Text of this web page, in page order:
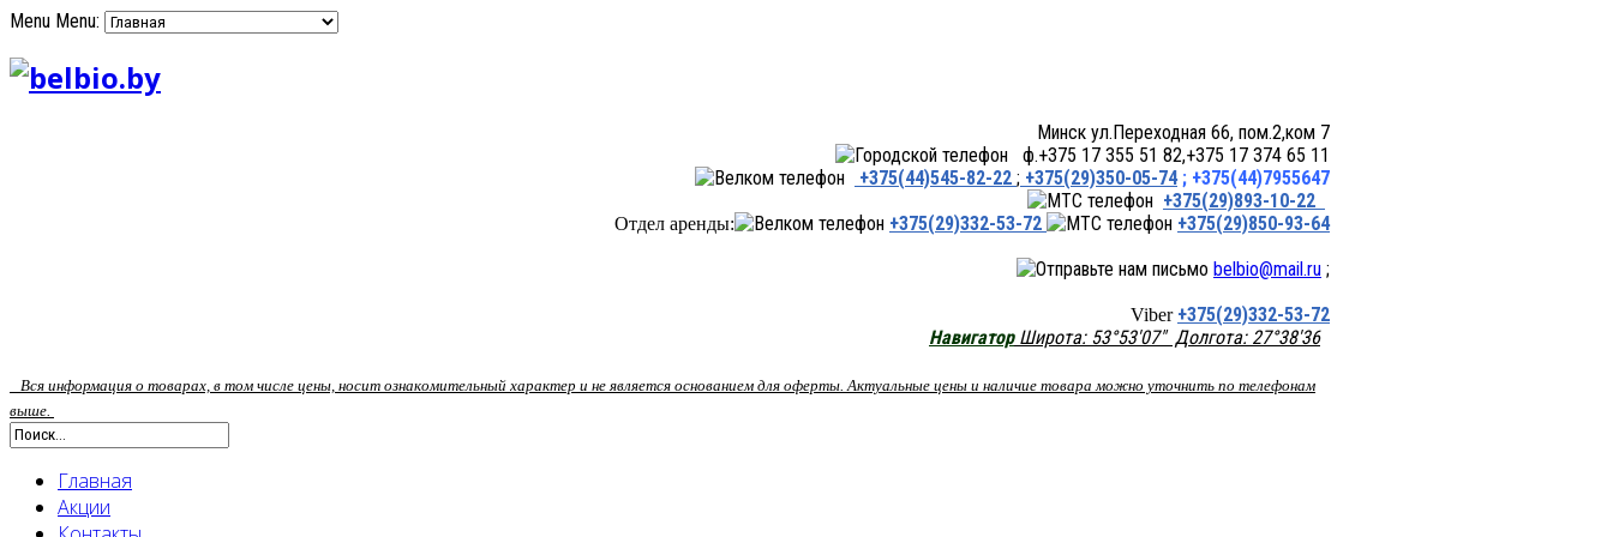
Menu Menu:
Минск ул.Переходная 66, пом.2,ком 7
ф.+375 17 355 51 82,+375 17 374 65 11
+375(44)545-82-22 ; +375(29)350-05-74 ; +375(44)7955647
+375(29)893-10-22
Отдел аренды: +375(29)332-53-72
+375(29)850-93-64
belbio@mail.ru ;
Viber +375(29)332-53-72
НавигаторШирота: 53°53'07" Долгота: 27°38'36
Вся информация о товарах, в том числе цены, носит ознакомительный характер и не является основанием для оферты. Актуальные цены и наличие товара можно уточнить по телефонам
выше.
Главная
Акции